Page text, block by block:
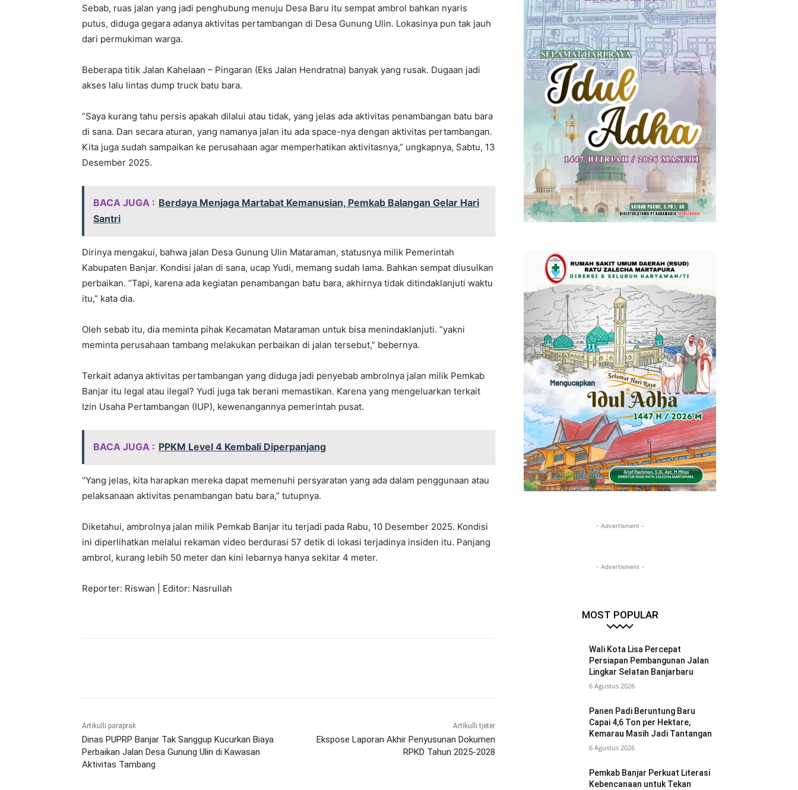
Sebab, ruas jalan yang jadi penghubung menuju Desa Baru itu sempat ambrol bahkan nyaris
putus, diduga gegara adanya aktivitas pertambangan di Desa Gunung Ulin. Lokasinya pun tak jauh
dari permukiman warga.
Beberapa titik Jalan Kahelaan – Pingaran (Eks Jalan Hendratna) banyak yang rusak. Dugaan jadi
akses lalu lintas dump truck batu bara.
“Saya kurang tahu persis apakah dilalui atau tidak, yang jelas ada aktivitas penambangan batu bara
di sana. Dan secara aturan, yang namanya jalan itu ada space-nya dengan aktivitas pertambangan.
Kita juga sudah sampaikan ke perusahaan agar memperhatikan aktivitasnya,” ungkapnya, Sabtu, 13
Desember 2025.
BACA JUGA : Berdaya Menjaga Martabat Kemanusian, Pemkab Balangan Gelar Hari
Santri
Dirinya mengakui, bahwa jalan Desa Gunung Ulin Mataraman, statusnya milik Pemerintah
Kabupaten Banjar. Kondisi jalan di sana, ucap Yudi, memang sudah lama. Bahkan sempat diusulkan
perbaikan. “Tapi, karena ada kegiatan penambangan batu bara, akhirnya tidak ditindaklanjuti waktu
itu,” kata dia.
Oleh sebab itu, dia meminta pihak Kecamatan Mataraman untuk bisa menindaklanjuti. “yakni
meminta perusahaan tambang melakukan perbaikan di jalan tersebut,” bebernya.
Terkait adanya aktivitas pertambangan yang diduga jadi penyebab ambrolnya jalan milik Pemkab
Banjar itu legal atau ilegal? Yudi juga tak berani memastikan. Karena yang mengeluarkan terkait
Izin Usaha Pertambangan (IUP), kewenangannya pemerintah pusat.
BACA JUGA : PPKM Level 4 Kembali Diperpanjang
“Yang jelas, kita harapkan mereka dapat memenuhi persyaratan yang ada dalam penggunaan atau
pelaksanaan aktivitas penambangan batu bara,” tutupnya.
Diketahui, ambrolnya jalan milik Pemkab Banjar itu terjadi pada Rabu, 10 Desember 2025. Kondisi
ini diperlihatkan melalui rekaman video berdurasi 57 detik di lokasi terjadinya insiden itu. Panjang
ambrol, kurang lebih 50 meter dan kini lebarnya hanya sekitar 4 meter.
Reporter: Riswan | Editor: Nasrullah
Artikulli paraprak
Dinas PUPRP Banjar Tak Sanggup Kucurkan Biaya
Perbaikan Jalan Desa Gunung Ulin di Kawasan
Aktivitas Tambang
Artikulli tjetër
Ekspose Laporan Akhir Penyusunan Dokumen
RPKD Tahun 2025-2028
- Advertisment -
- Advertisment -
MOST POPULAR
Wali Kota Lisa Percepat
Persiapan Pembangunan Jalan
Lingkar Selatan Banjarbaru
6 Agustus 2026
Panen Padi Beruntung Baru
Capai 4,6 Ton per Hektare,
Kemarau Masih Jadi Tantangan
6 Agustus 2026
Pemkab Banjar Perkuat Literasi
Kebencanaan untuk Tekan